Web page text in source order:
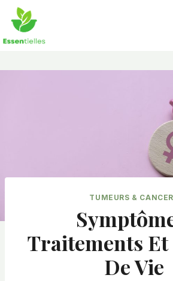
Skip
content
TUMEURS &
Traitements
De Vie